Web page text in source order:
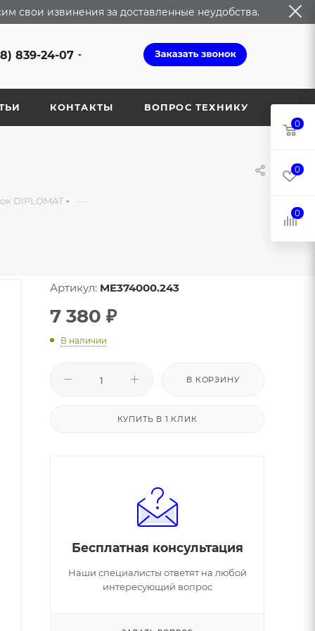
свои извинения за доставленные неудобства.
839-24-07
КОНТАКТЫ ВОПРОС ТЕХНИКУ
DIPLOMAT —
Артикул: ME374000.243
7 380 ₽
В наличии
В КОРЗИНУ
КУПИТЬ В 1 КЛИК
Бесплатная консультация
Наши специалисты ответят на любой
интересующий вопрос
0
0
0